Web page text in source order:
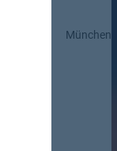
München